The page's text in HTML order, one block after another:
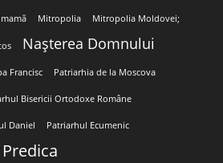
mamă Mitropolia Mitropolia Moldovei;
Nașterea Domnului
Francisc Patriarhia de la Moscova
Bisericii Ortodoxe Române
Daniel Patriarhul Ecumenic
Predica